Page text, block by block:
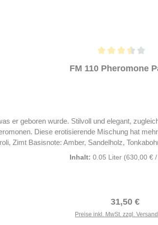
FM 110 Pheromone
er geboren wurde. Stilvoll und elegant,
erotisierende Mischung hat mehr als nur
Inhalt: 0.05 Liter (630,00 €
Regulärer
31,50 €
Preise inkl. MwSt. zzgl.